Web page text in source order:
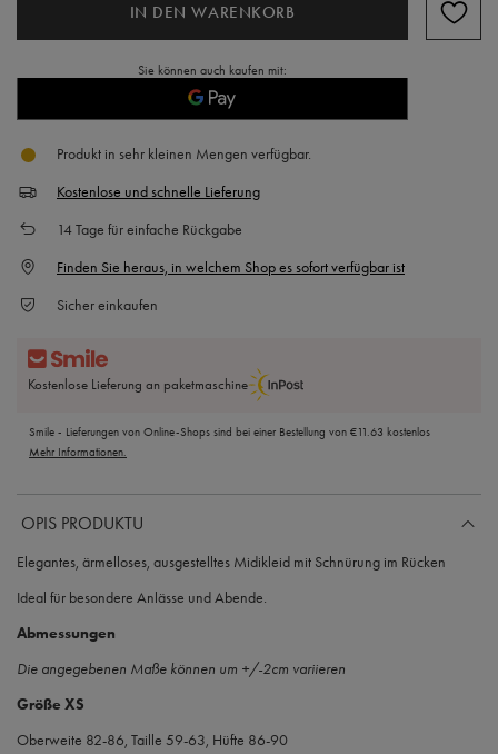
IN DEN WARENKORB
Sie können auch kaufen mit:
Produkt in sehr kleinen Mengen verfügbar
Kostenlose und schnelle Lieferung
14Tage für einfache Rückgabe
Finden Sie heraus, in welchem Shop es sofort verfügbar ist
Sicher einkaufen
Kostenlose Lieferung an paketmaschine
Smile - Lieferungen von Online-Shops sind bei einer Bestellung von €11.63 kostenlos
Mehr Informationen.
OPIS PRODUKTU
Elegantes, ärmelloses, ausgestelltes Midikleid mit Schnürung im Rücken
Ideal für besondere Anlässe und Abende.
Abmessungen
Die angegebenen Maße können um +/-2cm variieren
Größe XS
Oberweite 82-86, Taille 59-63, Hüfte 86-90